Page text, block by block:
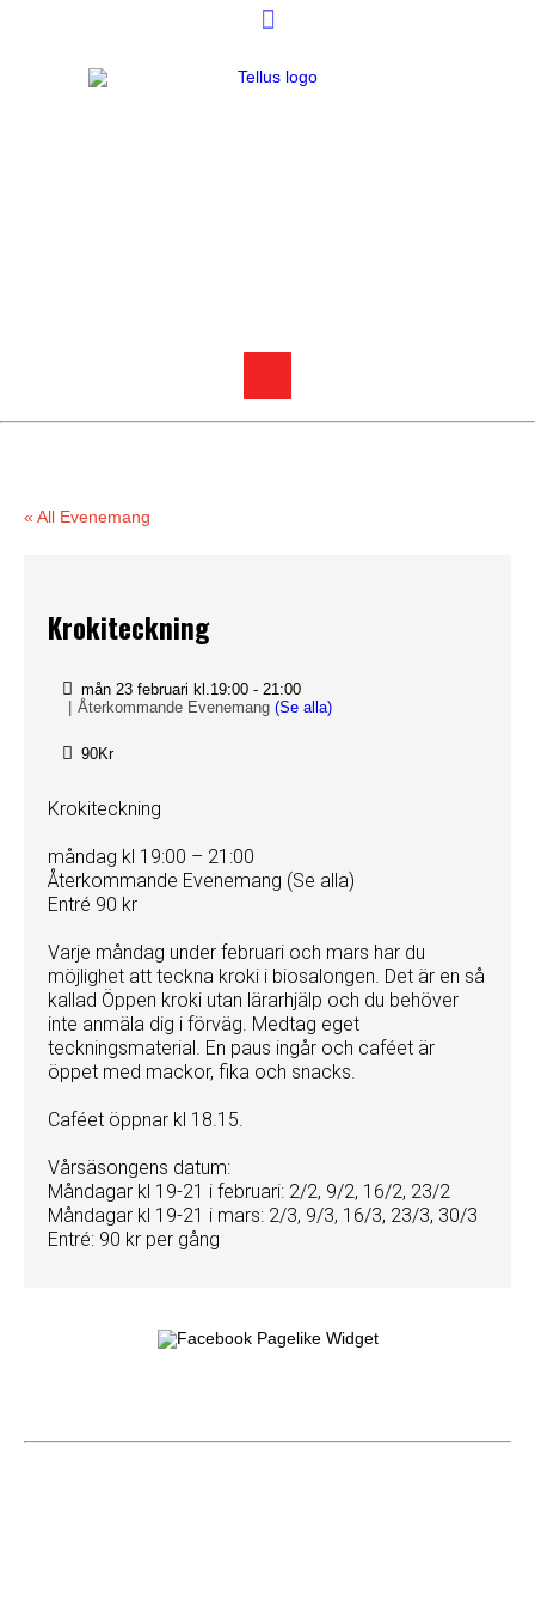
« All Evenemang
Krokiteckning
mån 23 februari kl.19:00 - 21:00
Återkommande Evenemang (Se alla)
90Kr
Krokiteckning
måndag kl 19:00 – 21:00
Återkommande Evenemang (Se alla)
Entré 90 kr
Varje måndag under februari och mars har du
möjlighet att teckna kroki i biosalongen. Det är en så
kallad Öppen kroki utan lärarhjälp och du behöver
inte anmäla dig i förväg. Medtag eget
teckningsmaterial. En paus ingår och caféet är
öppet med mackor, fika och snacks.
Caféet öppnar kl 18.15.
Vårsäsongens datum:
Måndagar kl 19-21 i februari: 2/2, 9/2, 16/2, 23/2
Måndagar kl 19-21 i mars: 2/3, 9/3, 16/3, 23/3, 30/3
Entré: 90 kr per gång